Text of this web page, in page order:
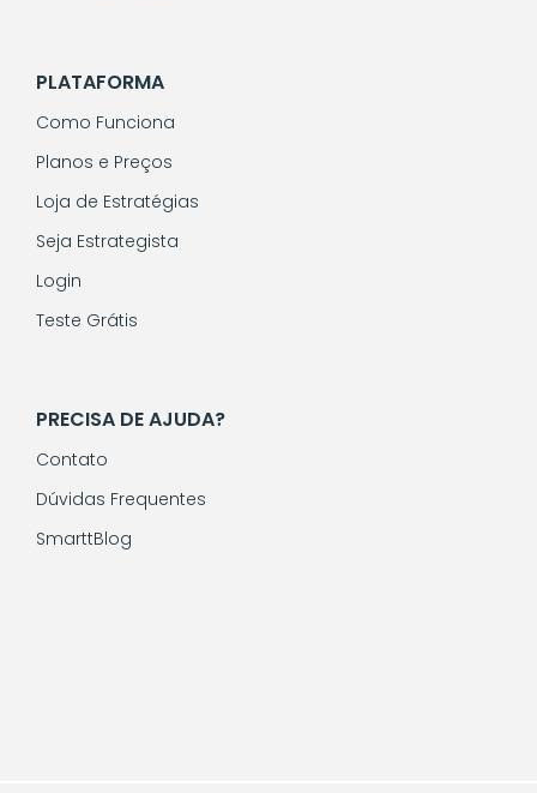
PLATAFORMA
Como Funciona
Planos e Preços
Loja de Estratégias
Seja Estrategista
Login
Teste Grátis
PRECISA DE AJUDA?
Contato
Dúvidas Frequentes
SmarttBlog